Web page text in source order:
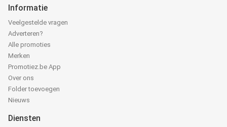
Informatie
Veelgestelde vragen
Adverteren?
Alle promoties
Merken
Promotiez.be App
Over ons
Folder toevoegen
Nieuws
Diensten